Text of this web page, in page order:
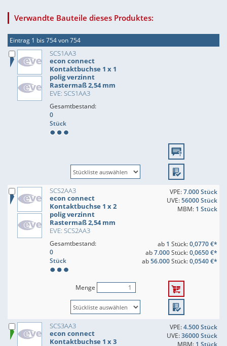
Verwandte Bauteile dieses Produktes:
Eintrag 1 bis 754 von 754
SCS1AA3
econ connect
Kontaktbuchse 1 x 1
polig verzinnt
Rastermaß 2,54 mm
EVE: SCS1AA3
Gesamtbestand:
0
Stück
SCS2AA3
econ connect
Kontaktbuchse 1 x 2
polig verzinnt
Rastermaß 2,54 mm
EVE: SCS2AA3
VPE:7.000 Stück
UVE:56000 Stück
MBM: 1 Stück
Gesamtbestand:
0
Stück
ab 1 Stück:0,0770 €*
ab7.000Stück:0,0650 €*
ab56.000Stück:0,0540 €*
Menge
SCS3AA3
econ connect
Kontaktbuchse 1 x 3
VPE:4.500 Stück
UVE:36000 Stück
MBM: 1 Stück